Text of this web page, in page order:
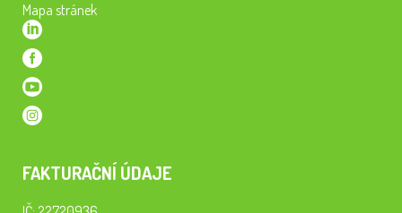
Mapa stránek
FAKTURAČNÍ ÚDAJE